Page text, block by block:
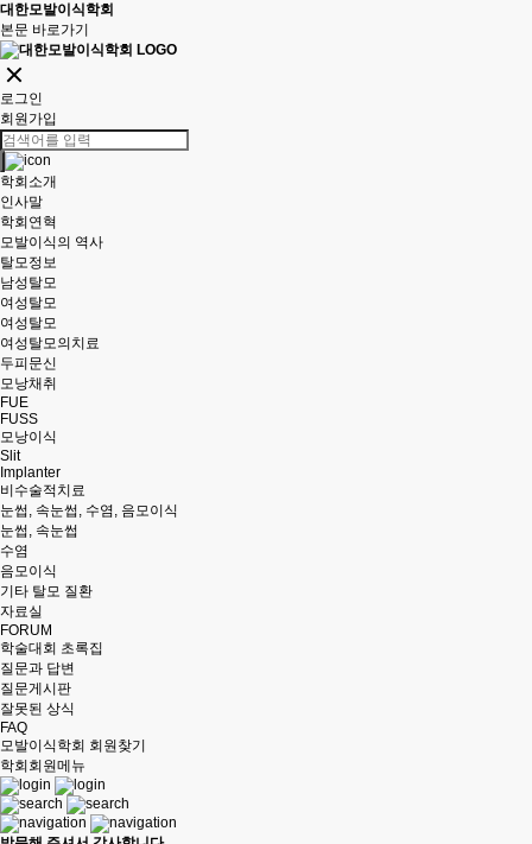
대한모발이식학회
본문 바로가기
로그인
회원가입
학회소개
인사말
학회연혁
모발이식의 역사
탈모정보
남성탈모
여성탈모
여성탈모
여성탈모의치료
두피문신
모낭채취
FUE
FUSS
모낭이식
Slit
Implanter
비수술적치료
눈썹, 속눈썹, 수염, 음모이식
눈썹, 속눈썹
수염
음모이식
기타 탈모 질환
자료실
FORUM
학술대회 초록집
질문과 답변
질문게시판
잘못된 상식
FAQ
모발이식학회 회원찾기
학회회원메뉴